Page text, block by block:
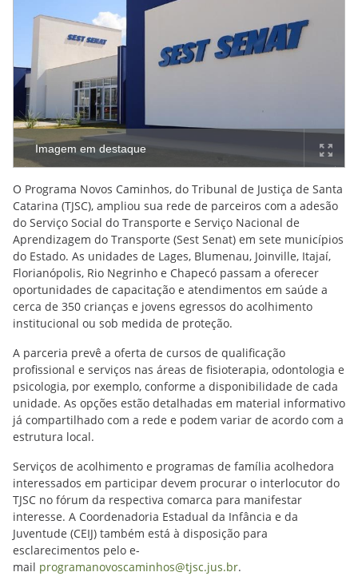
Imagem em destaque
O Programa Novos Caminhos, do Tribunal de Justiça de Santa
Catarina (TJSC), ampliou sua rede de parceiros com a adesão
do Serviço Social do Transporte e Serviço Nacional de
Aprendizagem do Transporte (Sest Senat) em sete municípios
do Estado. As unidades de Lages, Blumenau, Joinville, Itajaí,
Florianópolis, Rio Negrinho e Chapecó passam a oferecer
oportunidades de capacitação e atendimentos em saúde a
cerca de 350 crianças e jovens egressos do acolhimento
institucional ou sob medida de proteção.
A parceria prevê a oferta de cursos de qualificação
profissional e serviços nas áreas de fisioterapia, odontologia e
psicologia, por exemplo, conforme a disponibilidade de cada
unidade. As opções estão detalhadas em material informativo
já compartilhado com a rede e podem variar de acordo com a
estrutura local.
Serviços de acolhimento e programas de família acolhedora
interessados em participar devem procurar o interlocutor do
TJSC no fórum da respectiva comarca para manifestar
interesse. A Coordenadoria Estadual da Infância e da
Juventude (CEIJ) também está à disposição para
esclarecimentos pelo e-
mail programanovoscaminhos@tjsc.jus.br.